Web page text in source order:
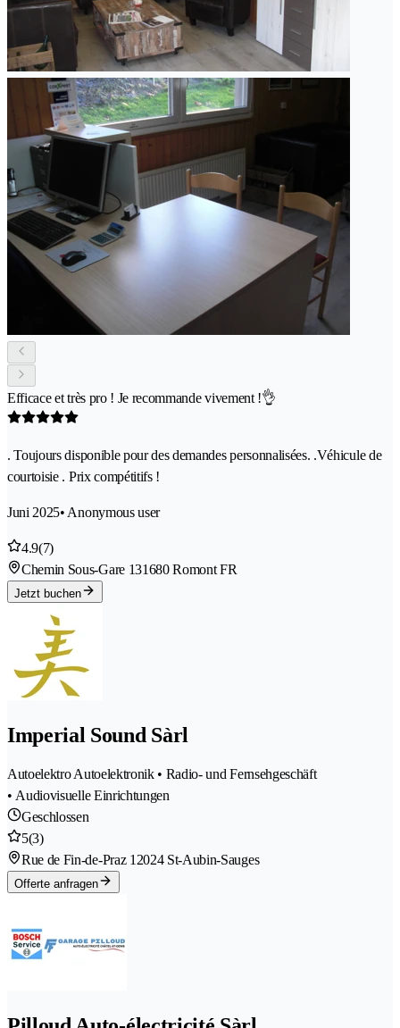
Efficace et très pro ! Je recommande vivement !👌
. Toujours disponible pour des demandes personnalisées. .Véhicule de
courtoisie . Prix compétitifs !
Juni 2025• Anonymous user
4.9(7)
Chemin Sous-Gare 131680 Romont FR
Jetzt buchen
Imperial Sound Sàrl
Autoelektro Autoelektronik • Radio- und Fernsehgeschäft
• Audiovisuelle Einrichtungen
Geschlossen
5(3)
Rue de Fin-de-Praz 1 2024 St-Aubin-Sauges
Offerte anfragen